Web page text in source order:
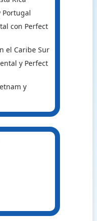
Portugal
con Perfect
el Caribe Sur
y Perfect
y